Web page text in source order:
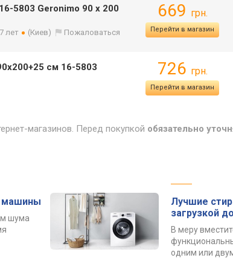
5803 Geronimo 90 х 200
лет (Киев) Пожаловаться
669 грн.
Перейти в магазин
см 16-5803
726 грн.
Перейти в магазин
магазинов. Перед покупкой обязательно
машины
шума
Лучшие
загрузкой
В меру
одним или